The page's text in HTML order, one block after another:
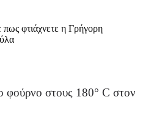
πως φτιάχνετε η Γρήγορη
φούρνο στους 180° C στον